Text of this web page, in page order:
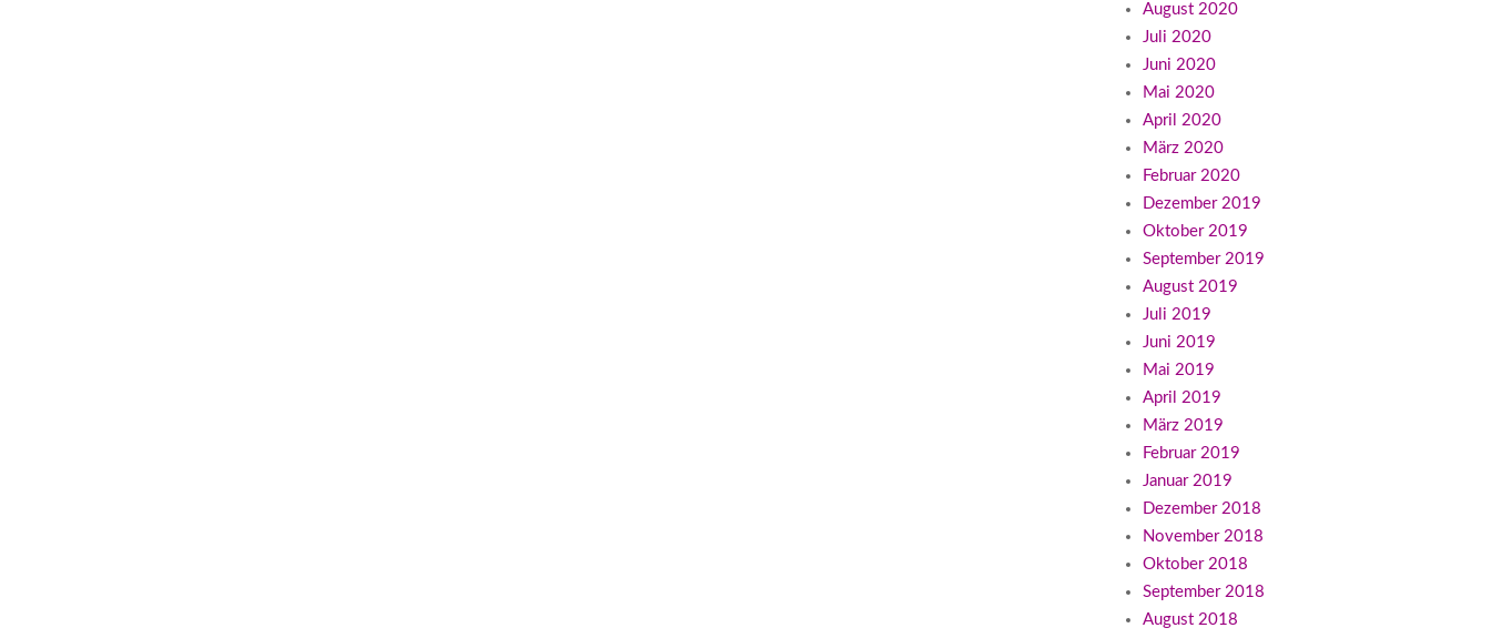
August 2020
Juli 2020
Juni 2020
Mai 2020
April 2020
März 2020
Februar 2020
Dezember 2019
Oktober 2019
September 2019
August 2019
Juli 2019
Juni 2019
Mai 2019
April 2019
März 2019
Februar 2019
Januar 2019
Dezember 2018
November 2018
Oktober 2018
September 2018
August 2018